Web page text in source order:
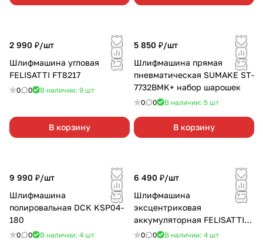
2 990 ₽/шт
Шлифмашина угловая
FELISATTI FT8217
0 0 В наличии: 9 шт
В корзину
5 850 ₽/шт
Шлифмашина прямая
пневматическая SUMAKE ST-
7732BMK+ набор шарошек
0 0 В наличии: 5 шт
В корзину
9 990 ₽/шт
Шлифмашина
полировальная DCK KSР04-
180
0 0 В наличии: 4 шт
6 490 ₽/шт
Шлифмашина
эксцентриковая
аккумуляторная FELISATTI
FT1030 125/12В 2х2,0 Ач
0 0 В наличии: 4 шт